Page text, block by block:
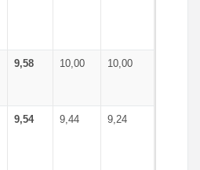
9,58 10,00 10,00
9,54 9,44 9,24